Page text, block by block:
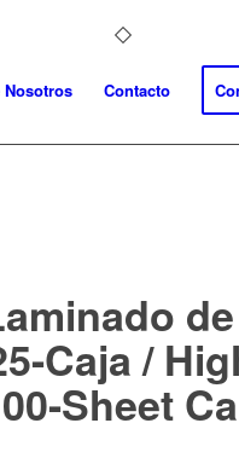
Nosotros Contacto
Caja /
Sheet